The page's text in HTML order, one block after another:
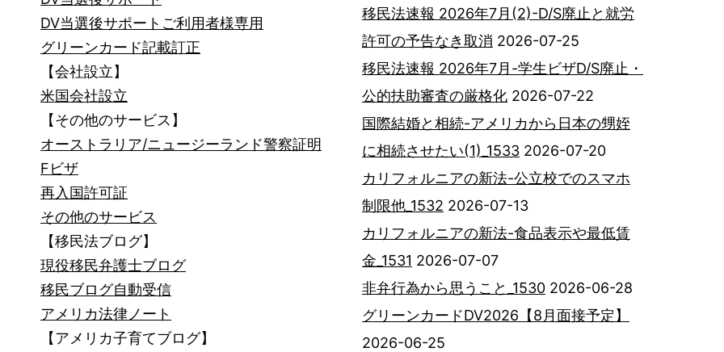
DV当選後サポートご利用者様専用
グリーンカード記載訂正
【会社設立】
米国会社設立
【その他のサービス】
オーストラリア/ニュージーランド警察証明
Fビザ
再入国許可証
その他のサービス
【移民法ブログ】
現役移民弁護士ブログ
移民ブログ自動受信
アメリカ法律ノート
【アメリカ子育てブログ】
移民法速報 2026年7月(2)-D/S廃止と就労
許可の予告なき取消 2026-07-25
移民法速報 2026年7月-学生ビザD/S廃止・
公的扶助審査の厳格化 2026-07-22
国際結婚と相続-アメリカから日本の甥姪
に相続させたい(1)_1533 2026-07-20
カリフォルニアの新法-公立校でのスマホ
制限他_1532 2026-07-13
カリフォルニアの新法-食品表示や最低賃
金_1531 2026-07-07
非弁行為から思うこと_1530 2026-06-28
グリーンカードDV2026【8月面接予定】
2026-06-25